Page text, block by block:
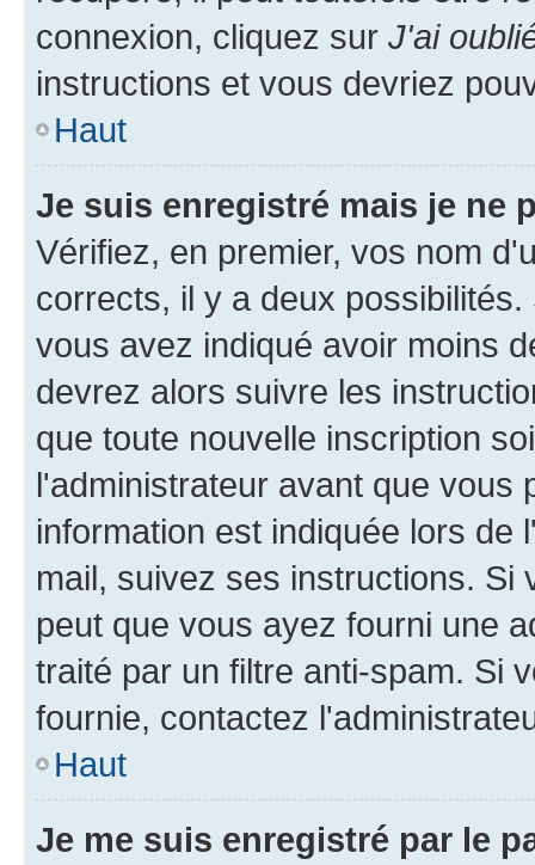
connexion, cliquez sur J'ai
instructions et vous devriez
Haut
Je suis enregistré mais je ne
Vérifiez, en premier, vos nom
corrects, il y a deux
vous avez indiqué avoir moins
devrez alors suivre les
que toute nouvelle inscription
l'administrateur avant que vous
information est indiquée lors
mail, suivez ses instructions.
peut que vous ayez fourni une
traité par un filtre anti-spam. Si
fournie, contactez
Haut
Je me suis enregistré par le